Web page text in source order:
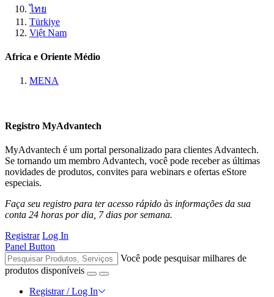
ไทย
Türkiye
Việt Nam
Africa e Oriente Médio
MENA
Registro MyAdvantech
MyAdvantech é um portal personalizado para clientes Advantech.
Se tornando um membro Advantech, você pode receber as últimas
novidades de produtos, convites para webinars e ofertas eStore
especiais.
Faça seu registro para ter acesso rápido às informações da sua
conta 24 horas por dia, 7 dias por semana.
Registrar Log In
Panel Button
Você pode pesquisar milhares de
produtos disponíveis
Registrar / Log In